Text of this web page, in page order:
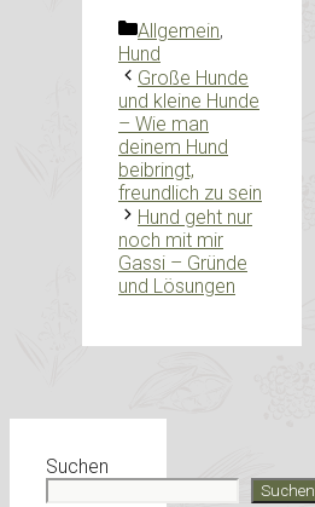
Kategorien
Allgemein,
Hund
Große Hunde
und kleine Hunde
– Wie man
deinem Hund
beibringt,
freundlich zu sein
Hund geht nur
noch mit mir
Gassi – Gründe
und Lösungen
Suchen
Suchen